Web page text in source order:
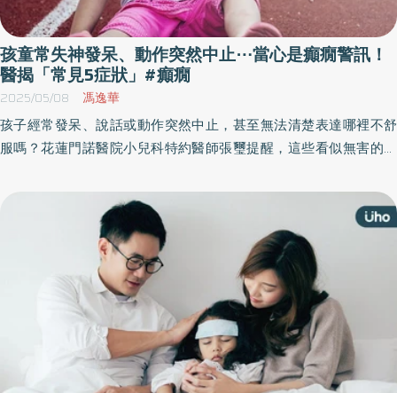
孩童常失神發呆、動作突然中止⋯當心是癲癇警訊！
醫揭「常見5症狀」#癲癇
2025/05/08 馮逸華
孩子經常發呆、說話或動作突然中止，甚至無法清楚表達哪裡不舒
服嗎？花蓮門諾醫院小兒科特約醫師張璽提醒，這些看似無害的症
難及時發現，但要特別留意的是，癲癇的臨床表現不是只有抽搐，
及早掌握5種癲癇發作警訊，發現治療並控制病情，避免長期影響。